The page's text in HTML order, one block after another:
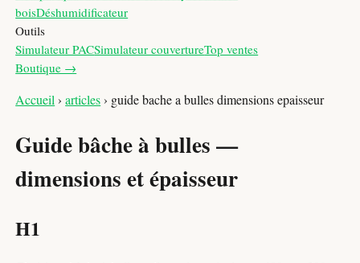
boisDéshumidificateur
Outils
Simulateur PACSimulateur couvertureTop ventes
Boutique →
Accueil ›articles› guide bache a bulles dimensions epaisseur
Guide bâche à bulles —
dimensions et épaisseur
H1